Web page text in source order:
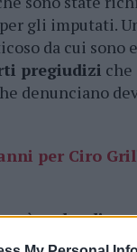
gli imputati.
da cui sono
pregiudizi che
denunciano
per Ciro
saràpadre di
stupore